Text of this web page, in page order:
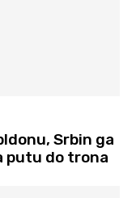
Srbin ga
putu do trona